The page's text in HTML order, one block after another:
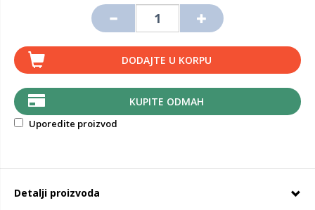
DODAJTE U KORPU
KUPITE ODMAH
Uporedite proizvod
Detalji proizvoda